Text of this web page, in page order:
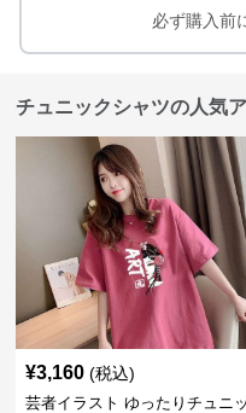
必ず購入前
チュニックシャツの人気
¥3,160 (税込)
芸者イラスト ゆったりチュニッ